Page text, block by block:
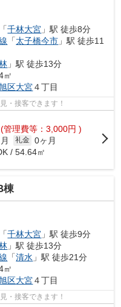
「千林大宮 」駅 徒歩8分
「太子橋今市 」駅 徒歩11
」駅 徒歩13分
㎡
区大宮４丁目
・接客できます！
(管理費等：3,000円 )
礼金 0ヶ月
/ 54.64㎡
棟
「千林大宮 」駅 徒歩9分
」駅 徒歩13分
「清水 」駅 徒歩21分
㎡
区大宮４丁目
・接客できます！